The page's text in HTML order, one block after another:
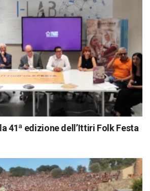
41ª edizione dell’Ittiri Folk Festa